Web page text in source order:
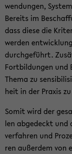
wen­dun­gen,
Be­reits im
dass diese die
wer­den
durch­ge­führt.
Fort­bil­dun­gen und
Thema zu
heit in der Pra­xis
Somit wird der
len ab­ge­deckt
ver­fah­ren und
ren au­ßer­dem von